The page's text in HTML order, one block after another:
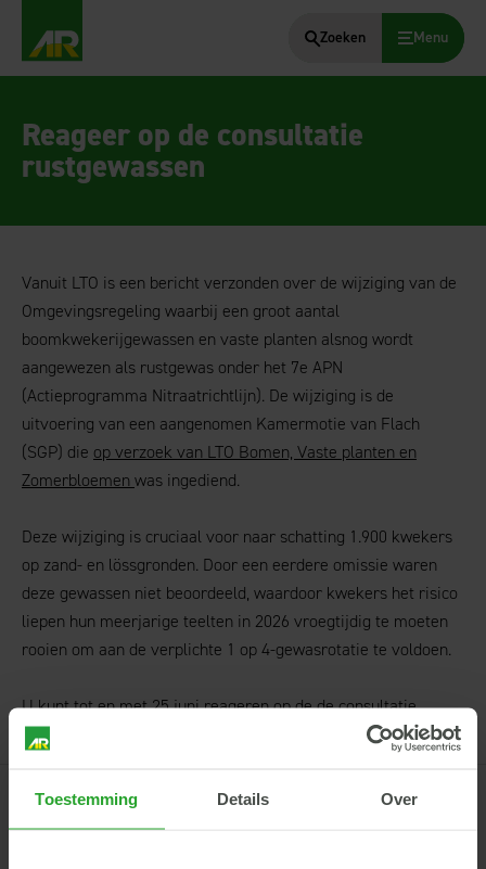
Toestemming Details Over
AgruniekRijnvallei
Zoeken Menu
Reageer op de consultatie
rustgewassen
Vanuit LTO is een bericht verzonden over de wijziging van de
Omgevingsregeling waarbij een groot aantal
boomkwekerijgewassen en vaste planten alsnog wordt
aangewezen als rustgewas onder het 7e APN
(Actieprogramma Nitraatrichtlijn). De wijziging is de
uitvoering van een aangenomen Kamermotie van Flach
(SGP) die op verzoek van LTO Bomen, Vaste planten en
Zomerbloemen was ingediend.
Deze wijziging is cruciaal voor naar schatting 1.900 kwekers
op zand- en lössgronden. Door een eerdere omissie waren
deze gewassen niet beoordeeld, waardoor kwekers het risico
liepen hun meerjarige teelten in 2026 vroegtijdig te moeten
rooien om aan de verplichte 1 op 4-gewasrotatie te voldoen.
U kunt tot en met 25 juni reageren op de de consultatie.